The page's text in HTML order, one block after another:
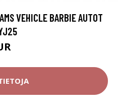
VEHICLE BARBIE AUTOT